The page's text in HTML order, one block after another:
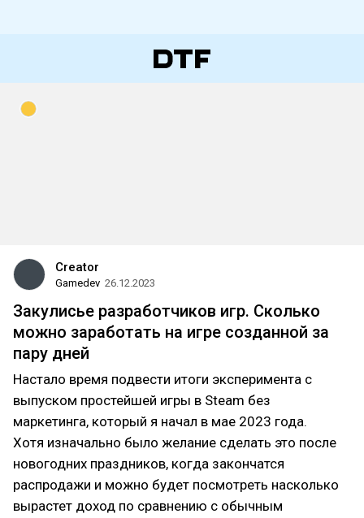
Creator
Gamedev 26.12.2023
Закулисье разработчиков игр. Сколько
можно заработать на игре созданной за
пару дней
Настало время подвести итоги эксперимента с
выпуском простейшей игры в Steam без
маркетинга, который я начал в мае 2023 года.
Хотя изначально было желание сделать это после
новогодних праздников, когда закончатся
распродажи и можно будет посмотреть насколько
вырастет доход по сравнению с обычным